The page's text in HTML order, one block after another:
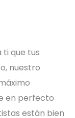
que tus
nuestro
en perfecto
están bien